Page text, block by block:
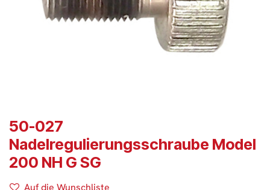
50-027
Nadelregulierungsschraube Model
200 NH G SG
Auf die Wunschliste